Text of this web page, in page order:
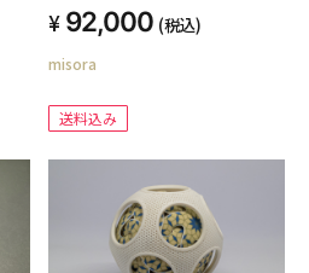
92,000 (税込)
misora
送料込み